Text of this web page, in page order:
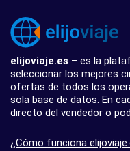
elijoviaje.es – es la
seleccionar los mejores
ofertas de todos los
sola base de datos. En
directo del vendedor o
¿Cómo funciona